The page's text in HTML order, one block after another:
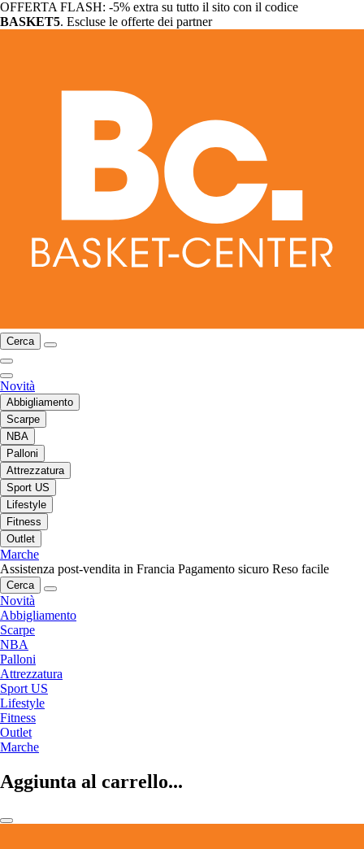
OFFERTA FLASH: -5% extra su tutto il sito con il codice
BASKET5. Escluse le offerte dei partner
Cerca
Novità
Abbigliamento
Scarpe
NBA
Palloni
Attrezzatura
Sport US
Lifestyle
Fitness
Outlet
Marche
Assistenza post-vendita in Francia Pagamento sicuro Reso facile
Cerca
Novità
Abbigliamento
Scarpe
NBA
Palloni
Attrezzatura
Sport US
Lifestyle
Fitness
Outlet
Marche
Aggiunta al carrello...